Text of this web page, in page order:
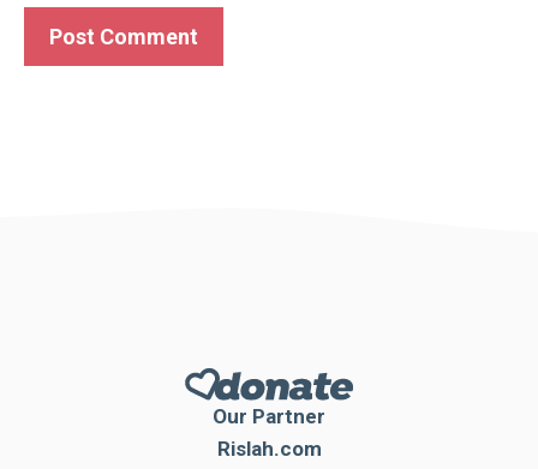
Our Partner
Rislah.com